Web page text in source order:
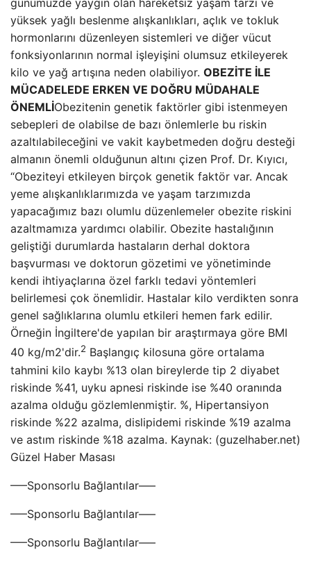
günümüzde yaygın olan hareketsiz yaşam tarzı ve
yüksek yağlı beslenme alışkanlıkları, açlık ve tokluk
hormonlarını düzenleyen sistemleri ve diğer vücut
fonksiyonlarının normal işleyişini olumsuz etkileyerek
kilo ve yağ artışına neden olabiliyor. OBEZİTE İLE
MÜCADELEDE ERKEN VE DOĞRU MÜDAHALE
ÖNEMLİObezitenin genetik faktörler gibi istenmeyen
sebepleri de olabilse de bazı önlemlerle bu riskin
azaltılabileceğini ve vakit kaybetmeden doğru desteği
almanın önemli olduğunun altını çizen Prof. Dr. Kıyıcı,
“Obeziteyi etkileyen birçok genetik faktör var. Ancak
yeme alışkanlıklarımızda ve yaşam tarzımızda
yapacağımız bazı olumlu düzenlemeler obezite riskini
azaltmamıza yardımcı olabilir. Obezite hastalığının
geliştiği durumlarda hastaların derhal doktora
başvurması ve doktorun gözetimi ve yönetiminde
kendi ihtiyaçlarına özel farklı tedavi yöntemleri
belirlemesi çok önemlidir. Hastalar kilo verdikten sonra
genel sağlıklarına olumlu etkileri hemen fark edilir.
Örneğin İngiltere'de yapılan bir araştırmaya göre BMI
40 kg/m2'dir.2 Başlangıç ​​kilosuna göre ortalama
tahmini kilo kaybı %13 olan bireylerde tip 2 diyabet
riskinde %41, uyku apnesi riskinde ise %40 oranında
azalma olduğu gözlemlenmiştir. %, Hipertansiyon
riskinde %22 azalma, dislipidemi riskinde %19 azalma
ve astım riskinde %18 azalma. Kaynak: (guzelhaber.net)
Güzel Haber Masası
—–Sponsorlu Bağlantılar—–
—–Sponsorlu Bağlantılar—–
—–Sponsorlu Bağlantılar—–